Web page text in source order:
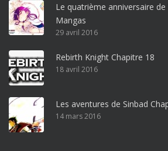
o
ff
i
c
e
3
r
Le quatrième anniversaire
Mangas
29 avril 2016
Rebirth Knight Chapitre 18
18 avril 2016
Les aventures de Sinbad
14 mars 2016